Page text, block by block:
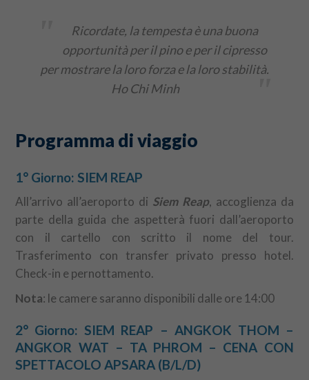
Ricordate, la tempesta è una buona
opportunità per il pino e per il cipresso
per mostrare la loro forza e la loro stabilità.
Ho Chi Minh
Programma di viaggio
1° Giorno: SIEM REAP
All’arrivo all’aeroporto di Siem Reap, accoglienza da
parte della guida che aspetterà fuori dall’aeroporto
con il cartello con scritto il nome del tour.
Trasferimento con transfer privato presso hotel.
Check-in e pernottamento.
Nota: le camere saranno disponibili dalle ore 14:00
2° Giorno: SIEM REAP – ANGKOK THOM –
ANGKOR WAT – TA PHROM – CENA CON
SPETTACOLO APSARA (B/L/D)